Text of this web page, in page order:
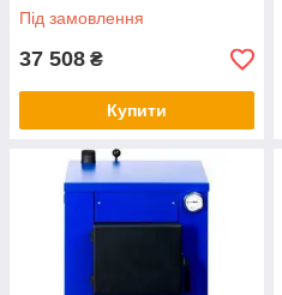
Під замовлення
37 508 ₴
Купити